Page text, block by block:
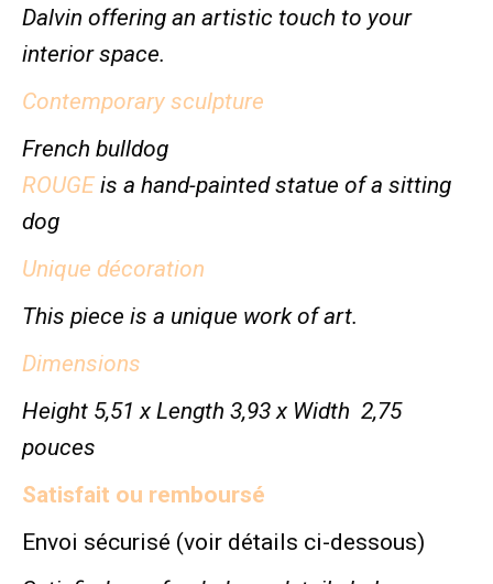
Dalvin offering an artistic touch to your
interior space.
Contemporary sculpture
French bulldog
ROUGE is a hand-painted statue of a sitting
dog
Unique décoration
This piece is a unique work of art.
Dimensions
Height 5,51 x Length 3,93 x Width 2,75
pouces
Satisfait ou remboursé
Envoi sécurisé (voir détails ci-dessous)